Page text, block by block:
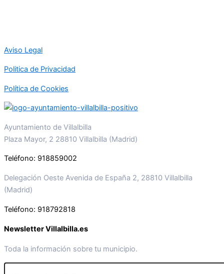
Aviso Legal
Politica de Privacidad
Política de Cookies
Ayuntamiento de Villalbilla
Plaza Mayor, 2 28810 Villalbilla (Madrid)
Teléfono: 918859002
Delegación Oeste Avenida de España 2, 28810 Villalbilla
(Madrid)
Teléfono: 918792818
Newsletter Villalbilla.es
Toda la información sobre tu municipio.